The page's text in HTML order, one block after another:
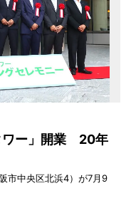
ワー」開業 20年
市中央区北浜4）が7月9